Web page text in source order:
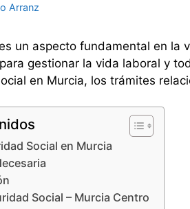
Arranz
un aspecto fundamental en la
gestionar la vida laboral y
en Murcia, los trámites
Social en Murcia
Social – Murcia Centro